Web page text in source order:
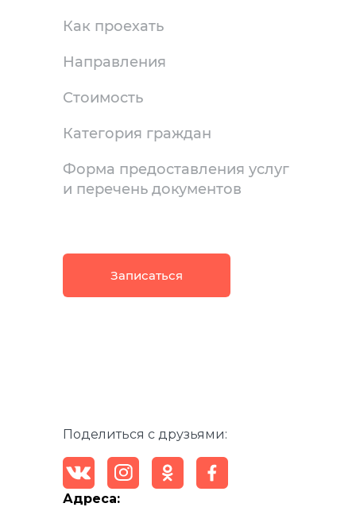
Как проехать
Направления
Стоимость
Категория граждан
Форма предоставления услуг
и перечень документов
Записаться
Поделиться с друзьями:
Адреса: